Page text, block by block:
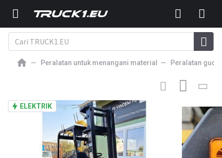
Peralatan untuk menangani material Peralatan
ELEKTRIK